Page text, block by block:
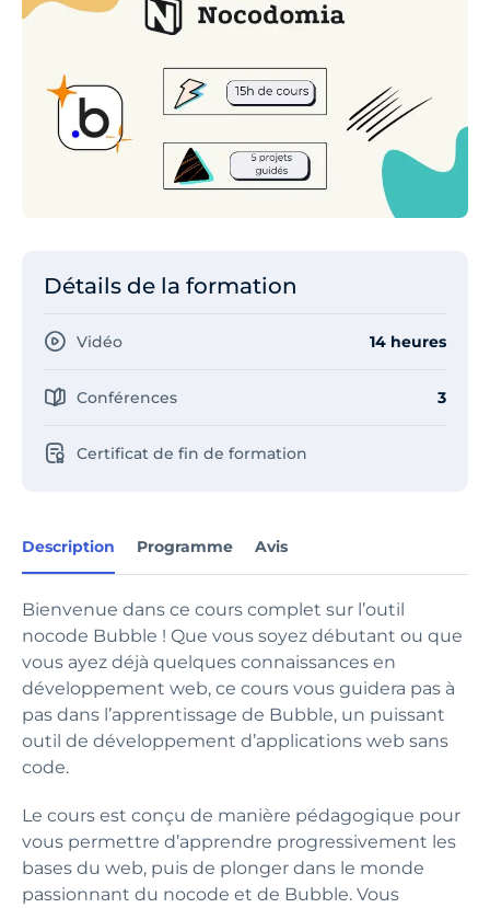
Description Programme Avis
Bienvenue dans ce cours complet sur l’outil
nocode Bubble ! Que vous soyez débutant ou que
vous ayez déjà quelques connaissances en
développement web, ce cours vous guidera pas à
pas dans l’apprentissage de Bubble, un puissant
outil de développement d’applications web sans
code.
Le cours est conçu de manière pédagogique pour
vous permettre d’apprendre progressivement les
bases du web, puis de plonger dans le monde
passionnant du nocode et de Bubble. Vous
Détails de la formation
Vidéo 14 heures
Conférences 3
Certificat de fin de formation